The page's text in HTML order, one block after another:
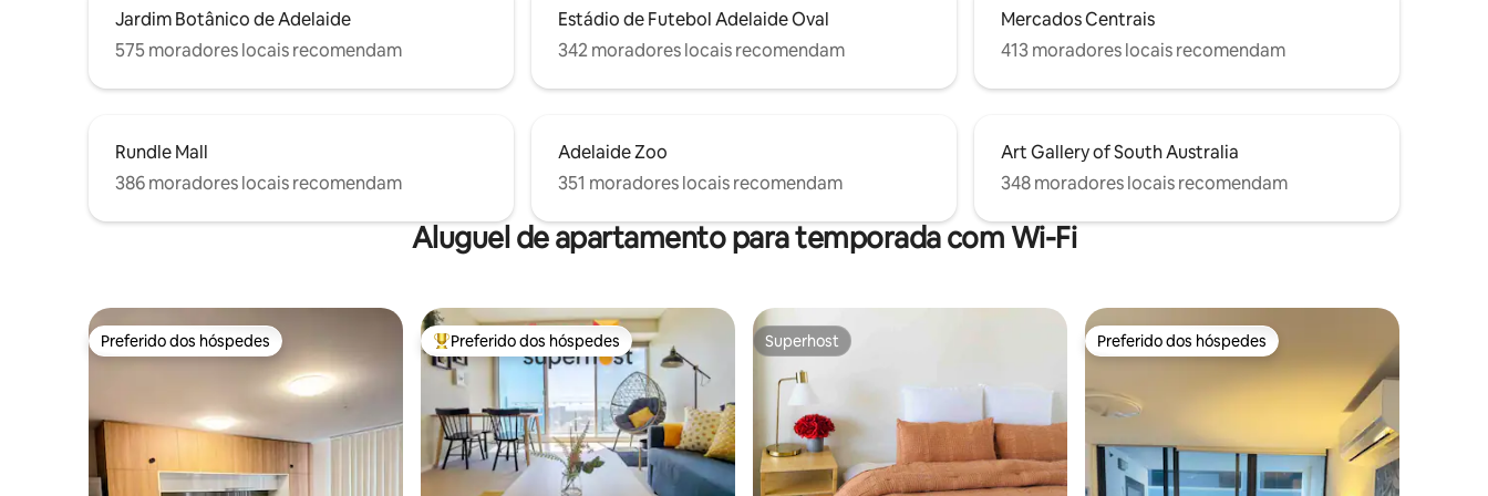
Jardim Botânico de Adelaide
575 moradores locais recomendam
Estádio de Futebol Adelaide Oval
342 moradores locais recomendam
Mercados Centrais
413 moradores locais recomendam
Rundle Mall
386 moradores locais recomendam
Adelaide Zoo
351 moradores locais recomendam
Art Gallery of South Australia
348 moradores locais recomendam
Aluguel de apartamento para temporada com Wi-Fi
Preferido dos hóspedes
Preferido dos hóspedes Entre os melhores preferidos dos hóspedes
Preferido dos hóspedes Superhost
Superhost Preferido dos hóspedes
Preferido dos hóspedes